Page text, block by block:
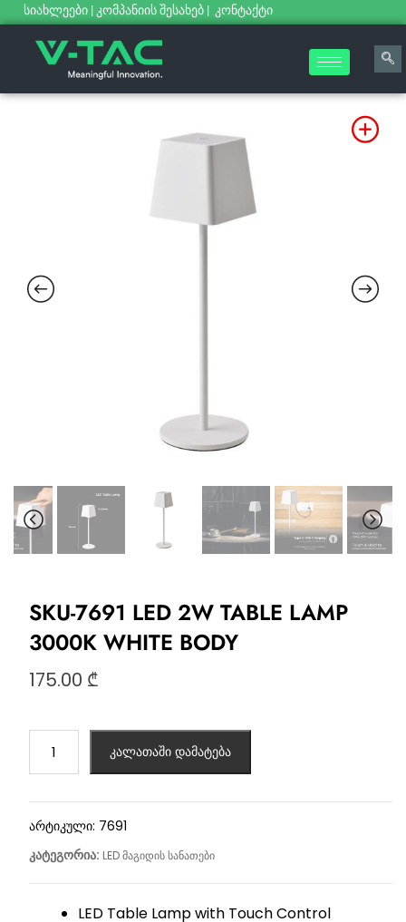
სიახლეები | კომპანიის შესახებ | კონტაქტი
SKU-7691 LED 2W TABLE LAMP
3000K WHITE BODY
175.00 ₾
კალათაში დამატება
არტიკული: 7691
კატეგორია: LED მაგიდის სანათები
LED Table Lamp with Touch Control